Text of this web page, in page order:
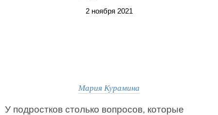
2 ноября 2021
Мария Курамина
У подростков столько вопросов, которые